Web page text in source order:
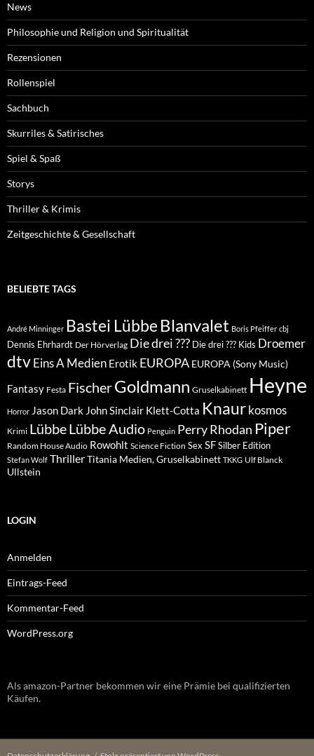
News
Philosophie und Religion und Spiritualität
Rezensionen
Rollenspiel
Sachbuch
Skurriles & Satirisches
Spiel & Spaß
Storys
Thriller & Krimis
Zeitgeschichte & Gesellschaft
BELIEBTE TAGS
André Minninger Bastei Lübbe Blanvalet Boris Pfeiffer cbj
Dennis Ehrhardt Der Hörverlag Die drei ??? Die drei ??? Kids Droemer
dtvEins A Medien Erotik EUROPA EUROPA (Sony Music)
Fantasy Festa FischerGoldmann Gruselkabinett Heyne
Horror Jason Dark John Sinclair Klett-Cotta Knaur kosmos
Krimi LübbeLübbe Audio Penguin Perry Rhodan Piper
Random House Audio Rowohlt Science Fiction Sex SFSilber Edition
Stefan Wolf ThrillerTitania Medien, Gruselkabinett TKKG Ulf Blanck
Ullstein
LOGIN
Anmelden
Eintrags-Feed
Kommentar-Feed
WordPress.org
Als amazon-Partner bekommen wir eine Prämie bei qualifizierten
Käufen.